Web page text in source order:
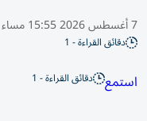
7 أغسطس 2026 15:55 مساء
دقائق القراءة - 1
استمع دقائق القراءة - 1